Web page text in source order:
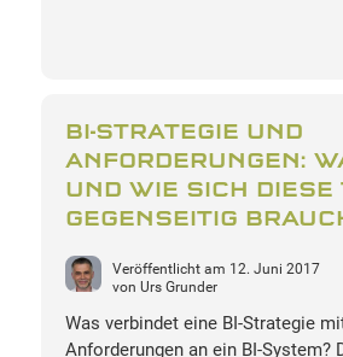
BI-STRATEGIE UND
ANFORDERUNGEN:
UND WIE SICH DIESE
GEGENSEITIG
Veröffentlicht am 12. Juni 2017
von Urs Grunder
Was verbindet eine BI-Strategie
Anforderungen an ein BI-System?